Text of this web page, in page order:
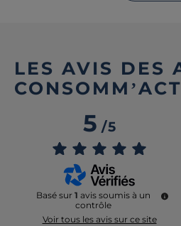
LES AVIS DES
5/5
Basé sur 1 avis soumis à un
contrôle
Voir tous les avis sur ce site